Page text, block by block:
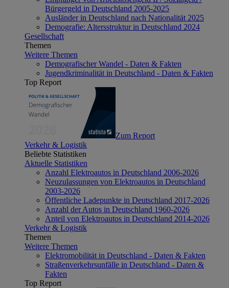
Bürgergeld in Deutschland 2005-2025
Ausländer in Deutschland nach Nationalität 2025
Demografie: Altersstruktur in Deutschland 2024
Gesellschaft
Themen
Weitere Themen
Demografischer Wandel - Daten & Fakten
Jugendkriminalität in Deutschland - Daten & Fakten
Top Report
Zum Report
Verkehr & Logistik
Beliebte Statistiken
Aktuelle Statistiken
Anzahl Elektroautos in Deutschland 2006-2026
Neuzulassungen von Elektroautos in Deutschland
2003-2026
Öffentliche Ladepunkte in Deutschland 2017-2026
Anzahl der Autos in Deutschland 1960-2026
Anteil von Elektroautos in Deutschland 2014-2026
Verkehr & Logistik
Themen
Weitere Themen
Elektromobilität in Deutschland - Daten & Fakten
Straßenverkehrsunfälle in Deutschland - Daten &
Fakten
Top Report